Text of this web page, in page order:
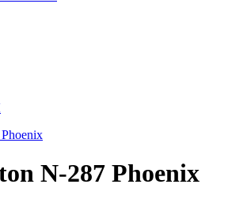
N-287 Phoenix